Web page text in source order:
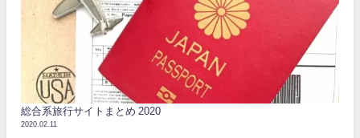
総合系旅行サイトまとめ 2020
2020.02.11